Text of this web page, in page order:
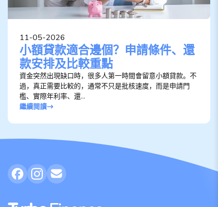
11-05-2026
小額貸款適合邊個？申請條件、還
款安排及比較重點
資金突然出現缺口時，很多人第一時間會留意小額貸款。不
過，真正需要比較的，通常不只是批核速度，而是申請門
檻、實際年利率、還...
繼續閱讀